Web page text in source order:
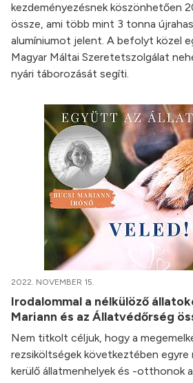
kezdeményezésnek köszönhetően
össze, ami több mint 3 tonna
alumíniumot jelent. A befolyt közel
Magyar Máltai Szeretetszolgálat
nyári táborozását segíti.
2022. NOVEMBER 15.
Irodalommal a nélkülöző
Mariann és az Állatvédőrség
Nem titkolt céljuk, hogy a
rezsiköltségek következtében egyre
kerülő állatmenhelyek és -otthonok